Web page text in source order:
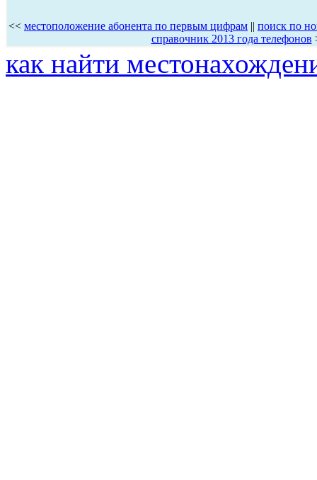
<< местоположение абонента по первым цифрам || поиск по
справочник 2013 года телефонов
как найти